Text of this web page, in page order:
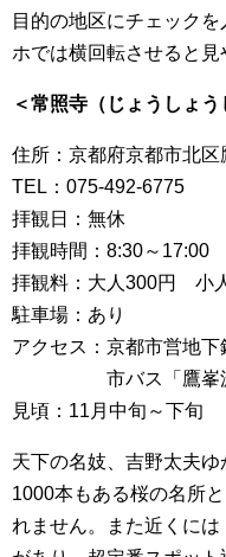
目的の地区にチェック
ホでは横回転させると見
＜常照寺（じょうしょう
住所：京都府京都市北
TEL：075-492-6775
拝観日：無休
拝観時間：8:30～17:00
拝観料：大人300円 小
駐車場：あり
アクセス：京都市営地
市バス「鷹峯源光
見頃：11月中旬～下旬
天下の名妓、吉野太夫ゆ
1000本もある桜の名所
れません。また近くには